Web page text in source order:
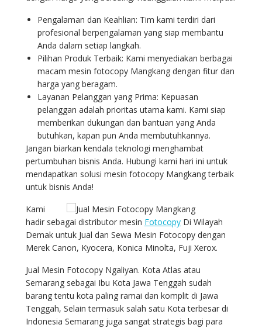
Pengalaman dan Keahlian: Tim kami terdiri dari
profesional berpengalaman yang siap membantu
Anda dalam setiap langkah.
Pilihan Produk Terbaik: Kami menyediakan berbagai
macam mesin fotocopy Mangkang dengan fitur dan
harga yang beragam.
Layanan Pelanggan yang Prima: Kepuasan
pelanggan adalah prioritas utama kami. Kami siap
memberikan dukungan dan bantuan yang Anda
butuhkan, kapan pun Anda membutuhkannya.
Jangan biarkan kendala teknologi menghambat
pertumbuhan bisnis Anda. Hubungi kami hari ini untuk
mendapatkan solusi mesin fotocopy Mangkang terbaik
untuk bisnis Anda!
Kami
hadir sebagai distributor mesin FotocopyDi Wilayah
Demak untuk Jual dan Sewa Mesin Fotocopy dengan
Merek Canon, Kyocera, Konica Minolta, Fuji Xerox.
Jual Mesin Fotocopy Ngaliyan. Kota Atlas atau
Semarang sebagai Ibu Kota Jawa Tenggah sudah
barang tentu kota paling ramai dan komplit di Jawa
Tenggah, Selain termasuk salah satu Kota terbesar di
Indonesia Semarang juga sangat strategis bagi para